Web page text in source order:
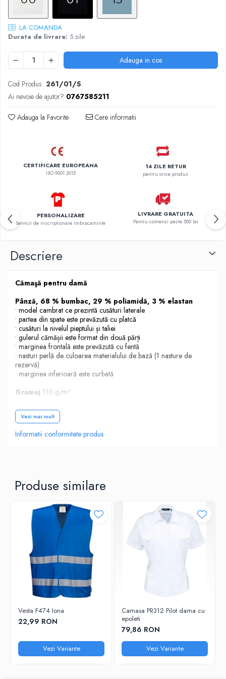
LA COMANDA
Durata de livrare: 5 zile
Adauga in cos
Cod Produs: 261/01/S
Ai nevoie de ajutor? 0767585211
Adauga la Favorite Cere informatii
CERTIFICARE EUROPEANA
ISO 9001:2015
14 ZILE RETUR
pentru orice produs
PERSONALIZARE
Servicii de inscriptionare imbracaminte
LIVRARE GRATUITA
Pentru comenzi peste 500 lei
Descriere
Cămaşă pentru damă
Pânză, 68 % bumbac, 29 % poliamidă, 3 % elastan
• model cambrat ce prezintă cusături laterale
• partea din spate este prevăzută cu platcă
• cusături la nivelul pieptului și taliei
• gulerul cămășii este format din două părți
• marginea frontală este prevăzută cu fentă
• nasturi perlă de culoarea materialului de bază (1 nasture de
rezervă)
• marginea inferioară este curbată
Gramaj 110 g/m²
MărimeS-2XL
Etichetă
textilă
Vezi mai mult
Informatii conformitate produs
Produse similare
Vesta F474 Iona
22,99 RON
Vezi Variante
Camasa PR312 Pilot dama cu
epoleti
79,86 RON
Vezi Variante